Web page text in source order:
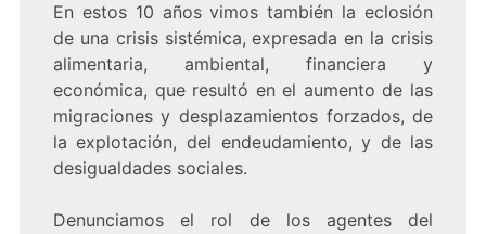
En estos 10 años vimos también la eclosión
de una crisis sistémica, expresada en la crisis
alimentaria, ambiental, financiera y
económica, que resultó en el aumento de las
migraciones y desplazamientos forzados, de
la explotación, del endeudamiento, y de las
desigualdades sociales.
Denunciamos el rol de los agentes del